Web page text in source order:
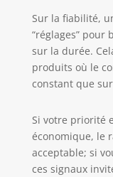
Sur la fiabilité,
“réglages”
sur la durée.
produits où le
constant que
Si votre priorité
économique, le
acceptable; si
ces signaux